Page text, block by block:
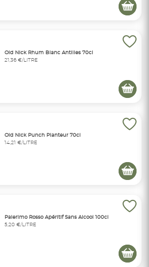
Old Nick Rhum Blanc Antilles 70cl
21,36 €/LITRE
Old Nick Punch Planteur 70cl
14,21 €/LITRE
Palerlmo Rosso Apéritif Sans Alcool 100cl
5,20 €/LITRE